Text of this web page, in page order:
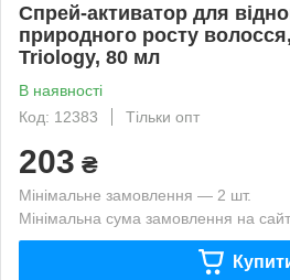
Спрей-активатор для
природного росту
Triology, 80 мл
В наявності
Код: 12383
Тільки опт
203 ₴
Мінімальне замовлення — 2 шт.
Мінімальна сума замовлення на